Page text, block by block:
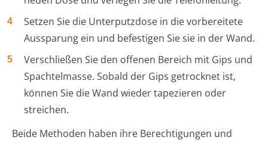
Setzen Sie die Unterputzdose in die vorbereitete
Aussparung ein und befestigen Sie sie in der Wand.
Verschließen Sie den offenen Bereich mit Gips und
Spachtelmasse. Sobald der Gips getrocknet ist,
können Sie die Wand wieder tapezieren oder
streichen.
Beide Methoden haben ihre Berechtigungen und